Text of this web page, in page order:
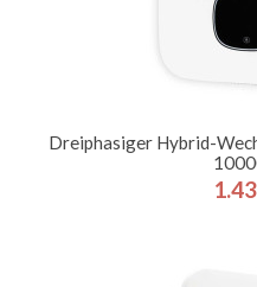
Dreiphasiger Hybrid-